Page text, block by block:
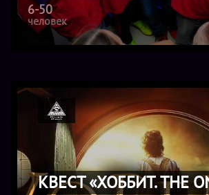
6-50
человек
КВЕСТ «ХОББИТ. THE